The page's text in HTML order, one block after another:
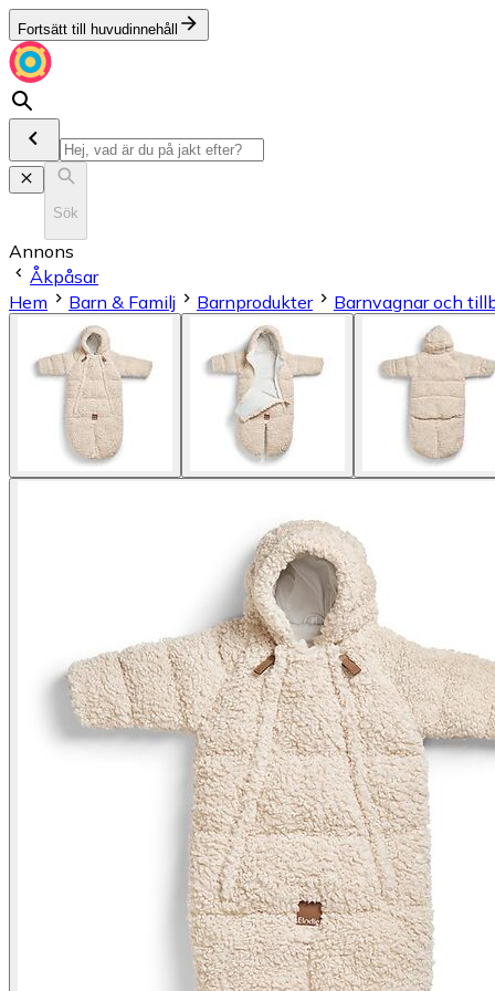
Fortsätt till huvudinnehåll
Sök
Annons
Åkpåsar
Hem
Barn & Familj Barnprodukter Barnvagnar och